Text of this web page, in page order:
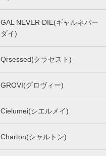
GAL NEVER DIE(ギャルネバー
ダイ)
Qrsessed(クラセスト)
GROVI(グロヴィー)
Cielumei(シエルメイ)
Charton(シャルトン)